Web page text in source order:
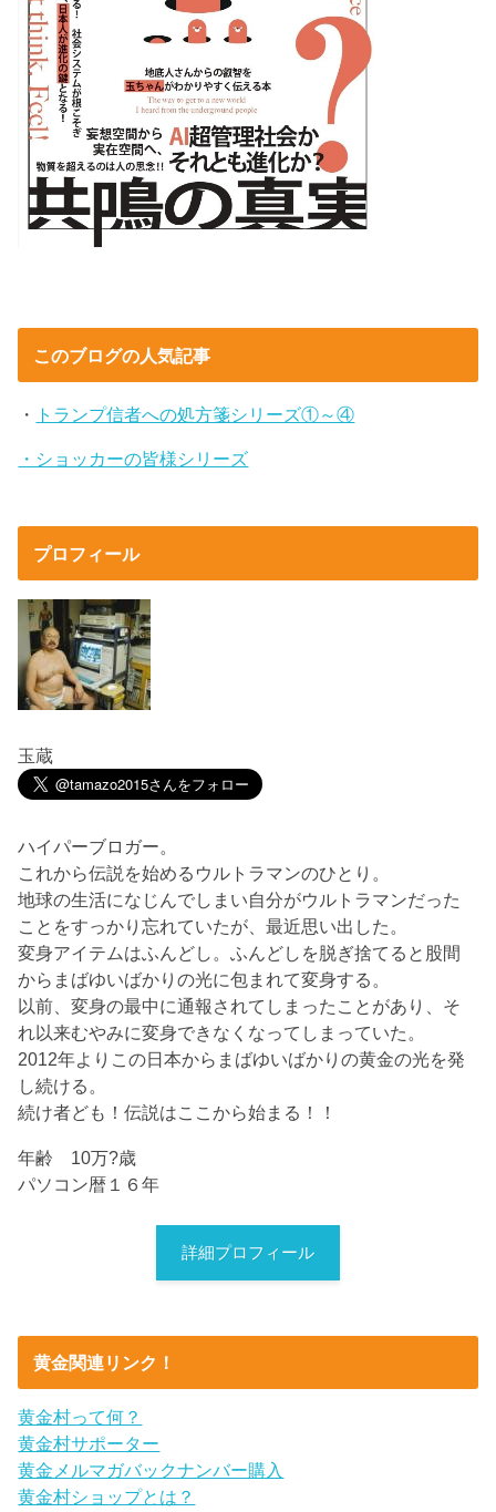
このブログの人気記事
・ トランプ信者への処方箋シリーズ①～④
・ショッカーの皆様シリーズ
プロフィール
玉蔵
ハイパーブロガー。
これから伝説を始めるウルトラマンのひとり。
地球の生活になじんでしまい自分がウルトラマンだった
ことをすっかり忘れていたが、最近思い出した。
変身アイテムはふんどし。ふんどしを脱ぎ捨てると股間
からまばゆいばかりの光に包まれて変身する。
以前、変身の最中に通報されてしまったことがあり、そ
れ以来むやみに変身できなくなってしまっていた。
2012年よりこの日本からまばゆいばかりの黄金の光を発
し続ける。
続け者ども！伝説はここから始まる！！
年齢 10万?歳
パソコン暦１６年
詳細プロフィール
黄金関連リンク！
黄金村って何？
黄金村サポーター
黄金メルマガバックナンバー購入
黄金村ショップとは？